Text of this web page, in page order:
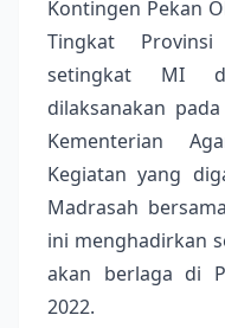
Kontingen Pekan
Tingkat
setingkat MI
dilaksanakan
Kementerian
Kegiatan yang
Madrasah
ini menghadirkan
akan berlaga di
2022.